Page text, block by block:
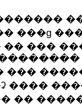
���ɡ
�������
���
����
��